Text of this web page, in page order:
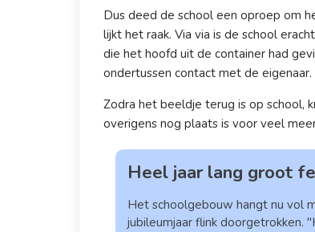
Dus deed de school een oproep om
lijkt het raak. Via via is de school
die het hoofd uit de container had
ondertussen contact met de eigenaar.
Zodra het beeldje terug is op school,
overigens nog plaats is voor veel
Heel jaar lang groot
Het schoolgebouw hangt nu vol
jubileumjaar flink doorgetrokken.